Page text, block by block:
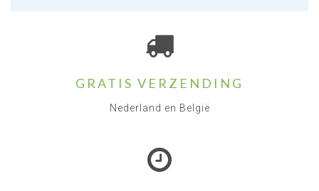
GRATIS VERZENDING
Nederland en België